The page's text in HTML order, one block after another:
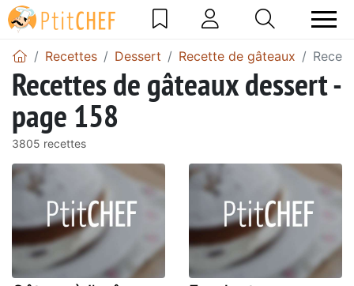
Recettes Dessert Recette de gâteaux
Recettes de gâteaux dessert -
page 158
3805 recettes